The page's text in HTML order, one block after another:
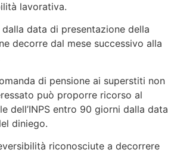
lavorativa.
data di presentazione della
decorre dal mese successivo alla
di pensione ai superstiti non
può proporre ricorso al
dell’INPS entro 90 giorni dalla data
diniego.
riconosciute a decorrere